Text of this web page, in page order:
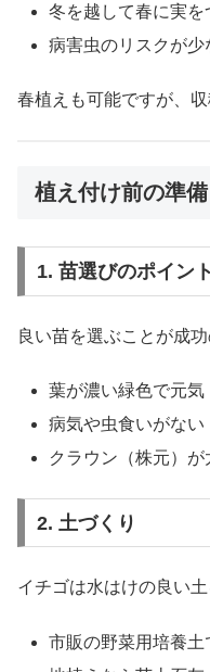
冬を越して春に実を
病害虫のリスクが少
春植えも可能ですが、
植え付け前の準備
1. 苗選びのポイント
良い苗を選ぶことが成功
葉が濃い緑色で元気
病気や虫食いがない
クラウン（株元）が
2. 土づくり
イチゴは水はけの良い土
市販の野菜用培養土